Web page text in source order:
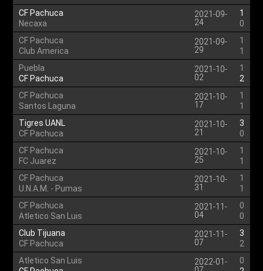
CF Pachuca
Necaxa
2021-09-
24
1
0
CF Pachuca
Club America
2021-09-
29
1
1
Puebla
CF Pachuca
2021-10-
02
1
2
CF Pachuca
Santos Laguna
2021-10-
17
1
1
Tigres UANL
CF Pachuca
2021-10-
21
3
0
CF Pachuca
FC Juarez
2021-10-
25
1
1
CF Pachuca
U.N.A.M. - Pumas
2021-10-
31
1
1
CF Pachuca
Atletico San Luis
2021-11-
04
0
0
Club Tijuana
CF Pachuca
2021-11-
07
3
2
Atletico San Luis
2022-01-
0